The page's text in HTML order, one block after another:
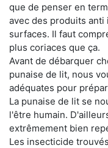
que de penser en
avec des produits
surfaces. Il faut
plus coriaces que ça.
Avant de débarquer
punaise de lit, nous
adéquates pour
La punaise de lit se
l'être humain.
extrêmement bien
Les insecticide